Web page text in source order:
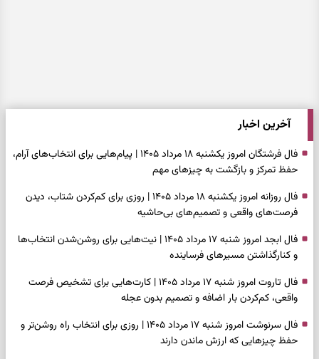
آخرین اخبار
فال فرشتگان امروز یکشنبه ۱۸ مرداد ۱۴۰۵ | پیام‌هایی برای انتخاب‌های آرام،
حفظ تمرکز و بازگشت به چیزهای مهم
فال روزانه امروز یکشنبه ۱۸ مرداد ۱۴۰۵ | روزی برای کم‌کردن شتاب، دیدن
فرصت‌های واقعی و تصمیم‌های بی‌حاشیه
فال ابجد امروز شنبه ۱۷ مرداد ۱۴۰۵ | نیت‌هایی برای روشن‌شدن انتخاب‌ها
و کنارگذاشتن مسیرهای فرساینده
فال تاروت امروز شنبه ۱۷ مرداد ۱۴۰۵ | کارت‌هایی برای تشخیص فرصت
واقعی، کم‌کردن بار اضافه و تصمیم بدون عجله
فال سرنوشت امروز شنبه ۱۷ مرداد ۱۴۰۵ | روزی برای انتخاب راه روشن‌تر و
حفظ چیزهایی که ارزش ماندن دارند